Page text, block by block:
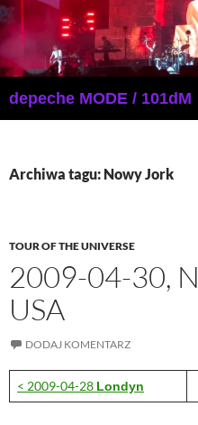
Przejdź
do
treści
depeche MODE / 101dM
Archiwa tagu: Nowy Jork
TOUR OF THE UNIVERSE
2009-04-30,
USA
DODAJ KOMENTARZ
< 2009-04-28 Londyn